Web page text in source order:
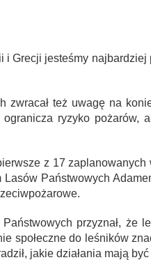
i Grecji jesteśmy
zwracał też uwagę na
ryzyko pożarów,
z 17 zaplanowanych
Państwowych
przyznał, że
społeczne do leśników
jakie działania mają